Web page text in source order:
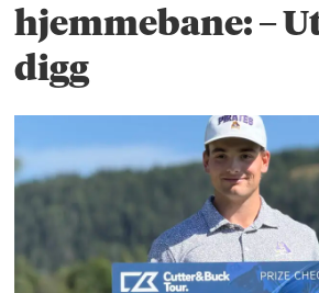
hjemmebane: –
digg